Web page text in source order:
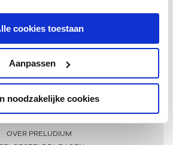
cookies toestaan
Aanpassen
noodzakelijke cookies
informatie
OVER PRELUDIUM